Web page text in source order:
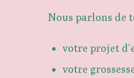
Nous parlons de
votre projet
votre